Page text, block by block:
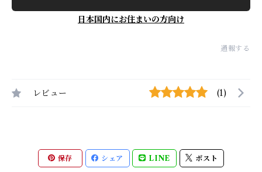
日本国内にお住まいの方向け
通報する
レビュー (1)
保存 シェア LINE ポスト